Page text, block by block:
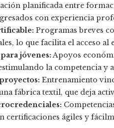
planificada entre
con experiencia
Programas breves
lo que facilita el acceso
jóvenes:Apoyos
la competencia
Entrenamiento
fábrica textil, que deja
certificaciones ágiles y